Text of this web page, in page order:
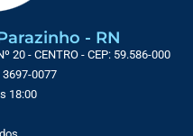
- RN
20 - CENTRO - CEP: 59.586-000
3697-0077
18:00